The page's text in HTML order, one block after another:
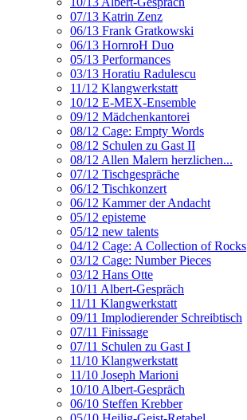
07/13 Katrin Zenz
06/13 Frank Gratkowski
06/13 HornroH Duo
05/13 Performances
03/13 Horatiu Radulescu
11/12 Klangwerkstatt
10/12 E-MEX-Ensemble
09/12 Mädchenkantorei
08/12 Cage: Empty Words
08/12 Schulen zu Gast II
08/12 Allen Malern herzlichen...
07/12 Tischgespräche
06/12 Tischkonzert
06/12 Kammer der Andacht
05/12 episteme
05/12 new talents
04/12 Cage: A Collection of Rocks
03/12 Cage: Number Pieces
03/12 Hans Otte
10/11 Albert-Gespräch
11/11 Klangwerkstatt
09/11 Implodierender Schreibtisch
07/11 Finissage
07/11 Schulen zu Gast I
11/10 Klangwerkstatt
11/10 Joseph Marioni
10/10 Albert-Gespräch
06/10 Steffen Krebber